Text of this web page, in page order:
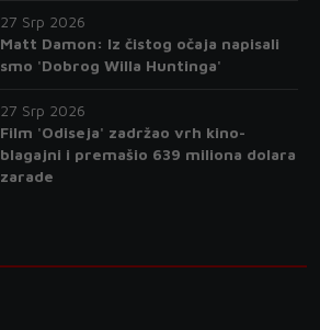
27 Srp 2026
Matt Damon: Iz čistog očaja napisali
smo 'Dobrog Willa Huntinga'
27 Srp 2026
Film 'Odiseja' zadržao vrh kino-
blagajni i premašio 639 miliona dolara
zarade